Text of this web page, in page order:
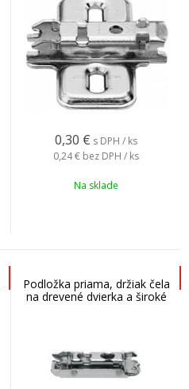
0,30 € s DPH / ks
0,24 € bez DPH / ks
Na sklade
Podložka priama, držiak čela
na drevené dvierka a široké